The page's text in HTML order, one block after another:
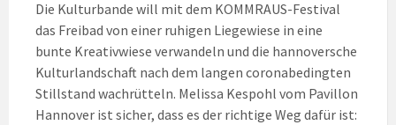
Die Kulturbande will mit dem KOMMRAUS-Festival
das Freibad von einer ruhigen Liegewiese in eine
bunte Kreativwiese verwandeln und die hannoversche
Kulturlandschaft nach dem langen coronabedingten
Stillstand wachrütteln. Melissa Kespohl vom Pavillon
Hannover ist sicher, dass es der richtige Weg dafür ist: